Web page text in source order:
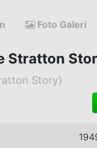
Foto Galeri
Stratton
Story)